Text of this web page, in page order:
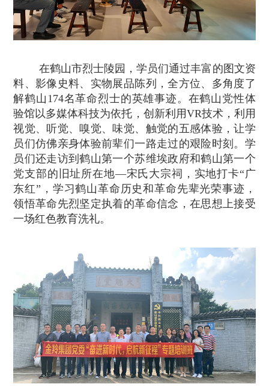
在鹤山市烈士陵园，学员们通过丰富的图文资
料、影像史料、实物展品陈列，全方位、多角度了
解鹤山 174名革命烈士的英雄事迹。在鹤山党性体
验馆以多媒体科技为依托，创新利用VR技术，利用
视觉、听觉、嗅觉、味觉、触觉的五感体验，让学
员们仿佛亲身体验前辈们一路走过的艰险时刻。 学
员们还走访到鹤山第一个苏维埃政府和鹤山第一个
党支部的旧址所在地—宋氏大宗祠，实地打卡“广
东红” ，学习鹤山革命历史和革命先辈光荣事迹，
领悟革命先烈坚定执着的革命信念，在思想上接受
一场红色教育洗礼。